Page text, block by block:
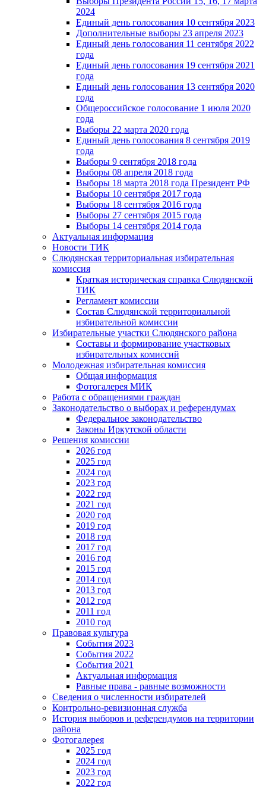
2024
Единый день голосования 10 сентября 2023
Дополнительные выборы 23 апреля 2023
Единый день голосования 11 сентября 2022
года
Единый день голосования 19 сентября 2021
года
Единый день голосования 13 сентября 2020
года
Общероссийское голосование 1 июля 2020
года
Выборы 22 марта 2020 года
Единый день голосования 8 сентября 2019
года
Выборы 9 сентября 2018 года
Выборы 08 апреля 2018 года
Выборы 18 марта 2018 года Президент РФ
Выборы 10 сентября 2017 года
Выборы 18 сентября 2016 года
Выборы 27 сентября 2015 года
Выборы 14 сентября 2014 года
Актуальная информация
Новости ТИК
Слюдянская территориальная избирательная
комиссия
Краткая историческая справка Слюдянской
ТИК
Регламент комиссии
Состав Слюдянской территориальной
избирательной комиссии
Избирательные участки Слюдянского района
Составы и формирование участковых
избирательных комиссий
Молодежная избирательная комиссия
Общая информация
Фотогалерея МИК
Работа с обращениями граждан
Законодательство о выборах и референдумах
Федеральное законодательство
Законы Иркутской области
Решения комиссии
2026 год
2025 год
2024 год
2023 год
2022 год
2021 год
2020 год
2019 год
2018 год
2017 год
2016 год
2015 год
2014 год
2013 год
2012 год
2011 год
2010 год
Правовая культура
События 2023
События 2022
События 2021
Актуальная информация
Равные права - равные возможности
Сведения о численности избирателей
Контрольно-ревизионная служба
История выборов и референдумов на территории
района
Фотогалерея
2025 год
2024 год
2023 год
2022 год